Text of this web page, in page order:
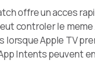
offre un acces
controler le
lorsque Apple TV
Intents peuvent